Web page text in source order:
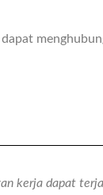
kerja dapat